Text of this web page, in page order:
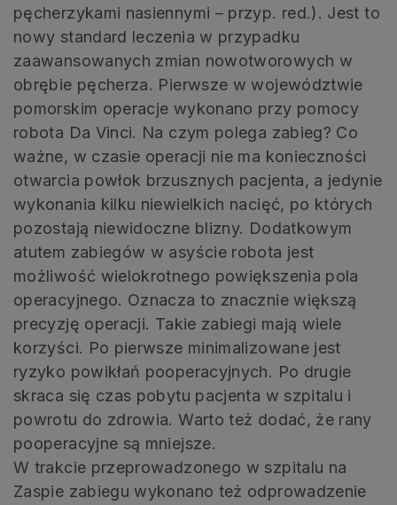
pęcherzykami nasiennymi – przyp. red.). Jest to
nowy standard leczenia w przypadku
zaawansowanych zmian nowotworowych w
obrębie pęcherza. Pierwsze w województwie
pomorskim operacje wykonano przy pomocy
robota Da Vinci. Na czym polega zabieg? Co
ważne, w czasie operacji nie ma konieczności
otwarcia powłok brzusznych pacjenta, a jedynie
wykonania kilku niewielkich nacięć, po których
pozostają niewidoczne blizny. Dodatkowym
atutem zabiegów w asyście robota jest
możliwość wielokrotnego powiększenia pola
operacyjnego. Oznacza to znacznie większą
precyzję operacji. Takie zabiegi mają wiele
korzyści. Po pierwsze minimalizowane jest
ryzyko powikłań pooperacyjnych. Po drugie
skraca się czas pobytu pacjenta w szpitalu i
powrotu do zdrowia. Warto też dodać, że rany
pooperacyjne są mniejsze.
W trakcie przeprowadzonego w szpitalu na
Zaspie zabiegu wykonano też odprowadzenie